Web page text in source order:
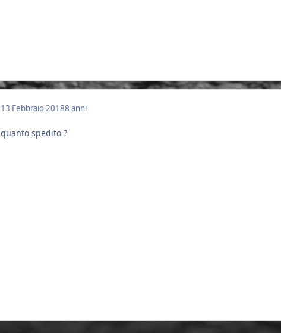
13 Febbraio 20188 anni
quanto spedito ?